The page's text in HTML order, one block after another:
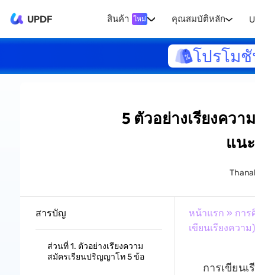
UPDF สินค้า ใหม่ คุณสมบัติหลัก
โปรโมชั
5 ตัวอย่างเรียงคว
แน
สารบัญ
ส่วนที่ 1. ตัวอย่างเรียงความ
สมัครเรียนปริญญาโท 5 ข้อ
หน้าแรก » การ
เขียนเรียงความ)
การเขียน